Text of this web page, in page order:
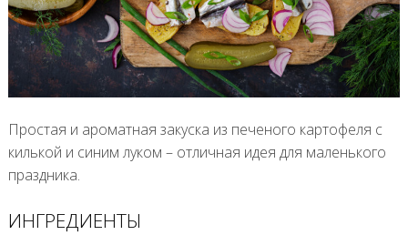
Простая и ароматная закуска из печеного картофеля с
килькой и синим луком – отличная идея для маленького
праздника.
ИНГРЕДИЕНТЫ